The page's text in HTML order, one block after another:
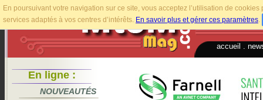
En poursuivant votre navigation sur ce site, vous acceptez l’utilisation de
services adaptés à vos centres d’intérêts. En savoir plus et gérer ces paramètres.
accueil
En ligne :
NOUVEAUTÉS